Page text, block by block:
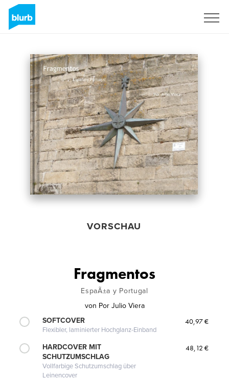
VORSCHAU
Fragmentos
EspaÃ±a y Portugal
von Por Julio Viera
SOFTCOVER
Flexibler, laminierter Hochglanz-Einband
40,97 €
HARDCOVER MIT
SCHUTZUMSCHLAG
Vollfarbige Schutzumschlag über
Leinencover
48,12 €